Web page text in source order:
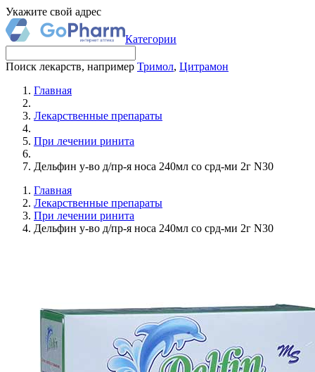
Укажите свой адрес
Категории
Поиск лекарств, например Тримол, Цитрамон
Главная
Лекарственные препараты
При лечении ринита
Дельфин у-во д/пр-я носа 240мл со срд-ми 2г N30
Главная
Лекарственные препараты
При лечении ринита
Дельфин у-во д/пр-я носа 240мл со срд-ми 2г N30